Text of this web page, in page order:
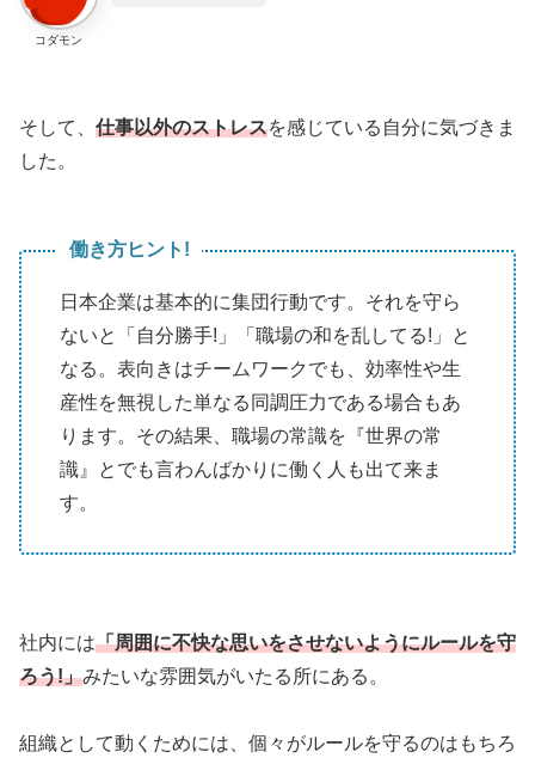
コダモン
そして、 仕事以外のストレスを感じている自分に気づきま
した。
働き方ヒント!
日本企業は基本的に集団行動です。それを守ら
ないと「自分勝手!」「職場の和を乱してる!」と
なる。表向きはチームワークでも、効率性や生
産性を無視した単なる同調圧力である場合もあ
ります。その結果、職場の常識を『世界の常
識』とでも言わんばかりに働く人も出て来ま
す。
社内には「周囲に不快な思いをさせないようにルールを守
ろう!」みたいな雰囲気がいたる所にある。
組織として動くためには、個々がルールを守るのはもちろ